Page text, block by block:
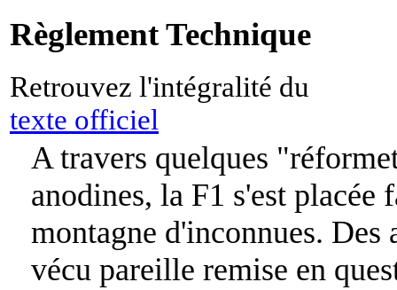
Règlement Technique
Retrouvez l'intégralité du
texte officiel
A travers quelques
anodines, la F1 s'est placée
montagne d'inconnues. Des
vécu pareille remise en